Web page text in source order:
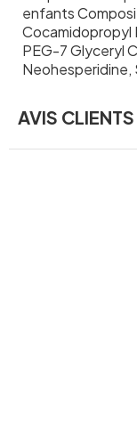
enfants
Cocamidopropyl
PEG-7 Glyceryl
Neohesperidine,
AVIS CLIENTS